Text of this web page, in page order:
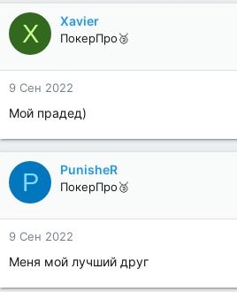
X Xavier
ПокерПро🥉
9 Сен 2022
Мой прадед)
P PunisheR
ПокерПро🥉
9 Сен 2022
Меня мой лучший друг